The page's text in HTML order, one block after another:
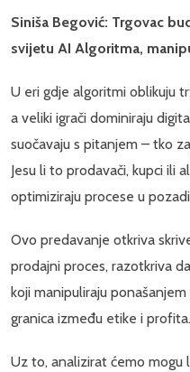
Siniša Begović: Trgovac
svijetu AI Algoritma,
U eri gdje algoritmi oblikuju
a veliki igrači dominiraju
suočavaju s pitanjem – tko
Jesu li to prodavači, kupci ili
optimiziraju procese u
Ovo predavanje otkriva
prodajni proces, razotkriva
koji manipuliraju
granica između etike i profita.
Uz to, analizirat ćemo